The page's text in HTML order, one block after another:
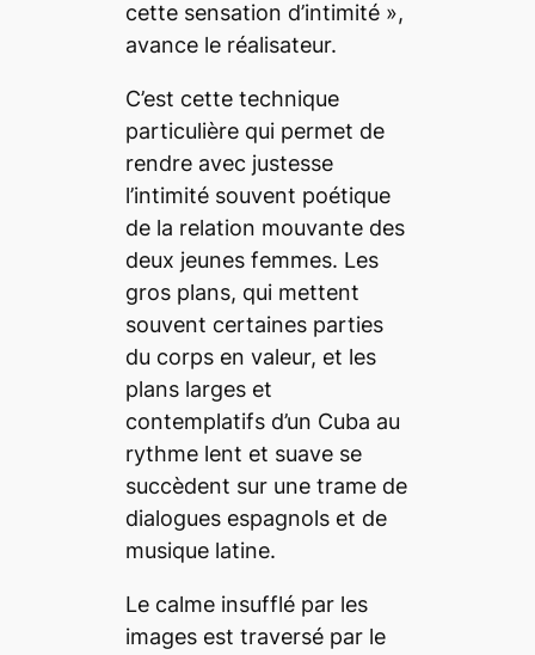
cette sensation d’intimité»,
avance le réalisateur.
C’est cette technique
particulière qui permet de
rendre avec justesse
l’intimité souvent poétique
de la relation mouvante des
deux jeunes femmes. Les
gros plans, qui mettent
souvent certaines parties
du corps en valeur, et les
plans larges et
contemplatifs d’un Cuba au
rythme lent et suave se
succèdent sur une trame de
dialogues espagnols et de
musique latine.
Le calme insufflé par les
images est traversé par le